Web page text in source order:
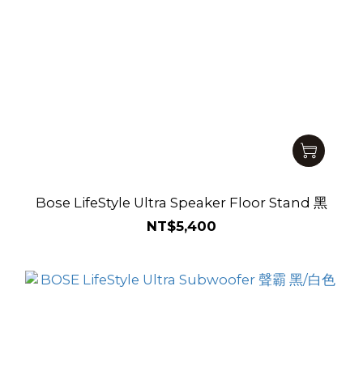
Bose LifeStyle Ultra Speaker Floor Stand 黑
NT$5,400